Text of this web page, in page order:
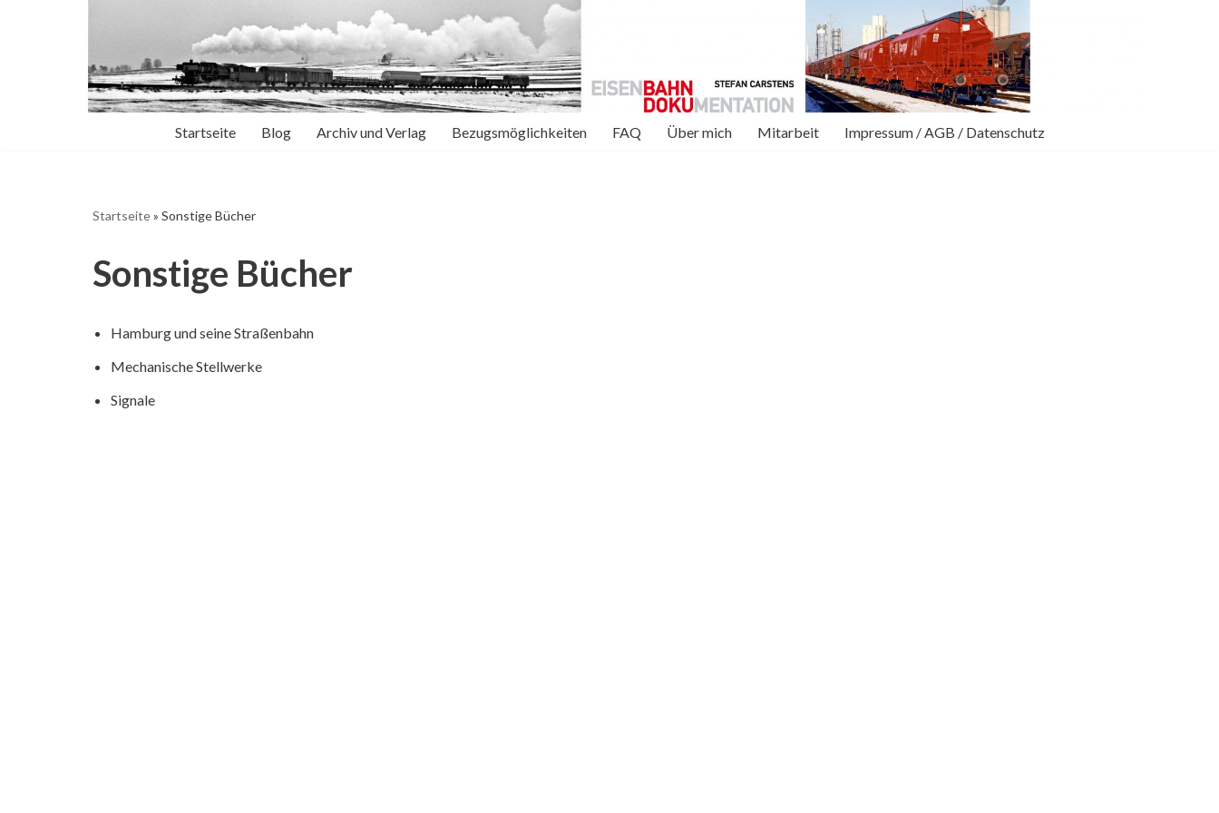
Startseite
Blog Archiv und Verlag Bezugsmöglichkeiten FAQ Über mich Mitarbeit Impressum / AGB / Datenschutz
Startseite» Sonstige Bücher
Sonstige Bücher
Hamburg und seine Straßenbahn
Mechanische Stellwerke
Signale